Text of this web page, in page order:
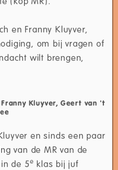
en Franny Kluyver,
om bij vragen of
wilt brengen,
Kluyver, Geert van 't
en sinds een paar
van de MR van de
de 5e klas bij juf